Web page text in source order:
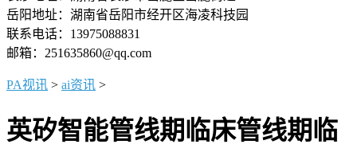
岳阳地址：湖南省岳阳市经开区海凌科技园
联系电话：13975088831
邮箱：251635860@qq.com
PA视讯 > ai资讯 >
英矽智能管线期临床管线期临